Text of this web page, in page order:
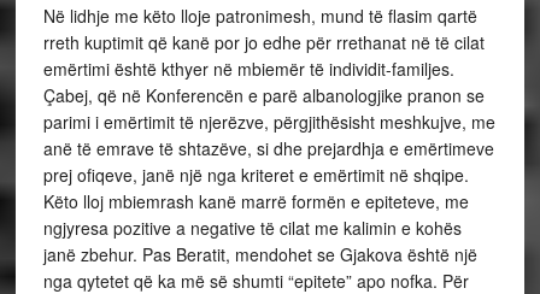
Në lidhje me këto lloje patronimesh, mund të flasim qartë
rreth kuptimit që kanë por jo edhe për rrethanat në të cilat
emërtimi është kthyer në mbiemër të individit-familjes.
Çabej, që në Konferencën e parë albanologjike pranon se
parimi i emërtimit të njerëzve, përgjithësisht meshkujve, me
anë të emrave të shtazëve, si dhe prejardhja e emërtimeve
prej ofiqeve, janë një nga kriteret e emërtimit në shqipe.
Këto lloj mbiemrash kanë marrë formën e epiteteve, me
ngjyresa pozitive a negative të cilat me kalimin e kohës
janë zbehur. Pas Beratit, mendohet se Gjakova është një
nga qytetet që ka më së shumti “epitete” apo nofka. Për